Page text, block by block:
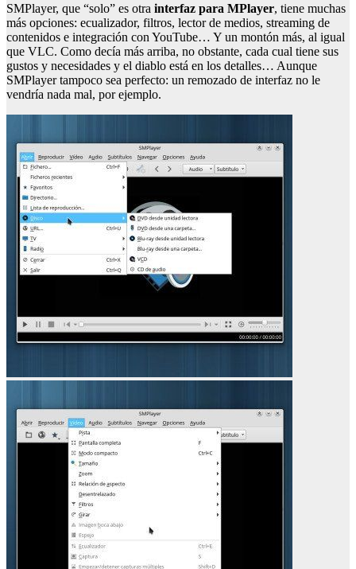
SMPlayer, que “solo” es otra interfaz para MPlayer, tiene muchas
más opciones: ecualizador, filtros, lector de medios, streaming de
contenidos e integración con YouTube… Y un montón más, al igual
que VLC. Como decía más arriba, no obstante, cada cual tiene sus
gustos y necesidades y el diablo está en los detalles… Aunque
SMPlayer tampoco sea perfecto: un remozado de interfaz no le
vendría nada mal, por ejemplo.